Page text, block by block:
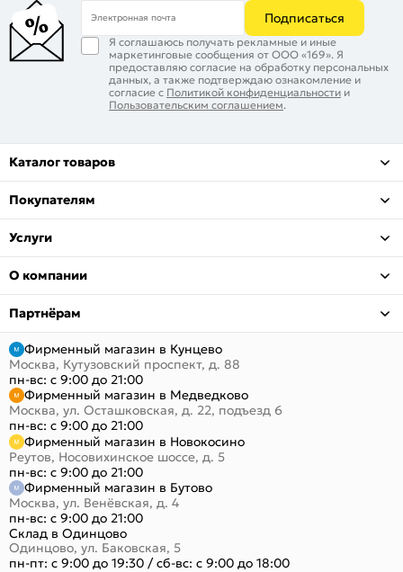
Электронная почта Подписаться
Я соглашаюсь получать рекламные и иные
маркетинговые сообщения от ООО «169». Я
предоставляю согласие на обработку персональных
данных, а также подтверждаю ознакомление и
согласие с Политикой конфиденциальности и
Пользовательским соглашением.
Каталог товаров
Покупателям
Услуги
О компании
Партнёрам
Фирменный магазин в Кунцево
Москва, Кутузовский проспект, д. 88
пн-вс: с 9:00 до 21:00
Фирменный магазин в Медведково
Москва, ул. Осташковская, д. 22, подъезд 6
пн-вс: с 9:00 до 21:00
Фирменный магазин в Новокосино
Реутов, Носовихинское шоссе, д. 5
пн-вс: с 9:00 до 21:00
Фирменный магазин в Бутово
Москва, ул. Венёвская, д. 4
пн-вс: с 9:00 до 21:00
Склад в Одинцово
Одинцово, ул. Баковская, 5
пн-пт: с 9:00 до 19:30 /сб-вс: с 9:00 до 18:00